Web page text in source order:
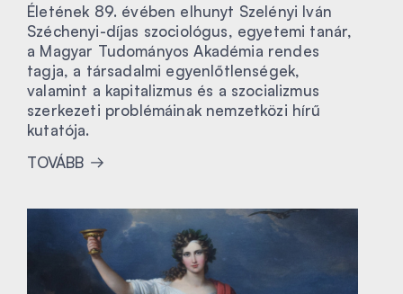
Életének 89. évében elhunyt Szelényi Iván
Széchenyi-díjas szociológus, egyetemi tanár,
a Magyar Tudományos Akadémia rendes
tagja, a társadalmi egyenlőtlenségek,
valamint a kapitalizmus és a szocializmus
szerkezeti problémáinak nemzetközi hírű
kutatója.
TOVÁBB